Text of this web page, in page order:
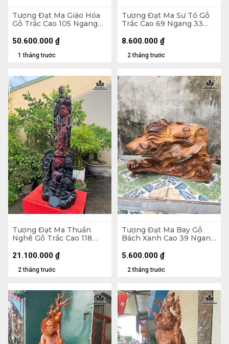
Tượng Đạt Ma Giáo Hóa
Gỗ Trắc Cao 105 Ngang
1 tháng trước
50.600.000 ₫
Tượng Đạt Ma Sư Tổ Gỗ
Trắc Cao 69 Ngang 33
2 tháng trước
8.600.000 ₫
Tượng Đạt Ma Thuần
Nghê Gỗ Trắc Cao 118
2 tháng trước
21.100.000 ₫
Tượng Đạt Ma Bay Gỗ
Bách Xanh Cao 39 Ngang
2 tháng trước
5.600.000 ₫